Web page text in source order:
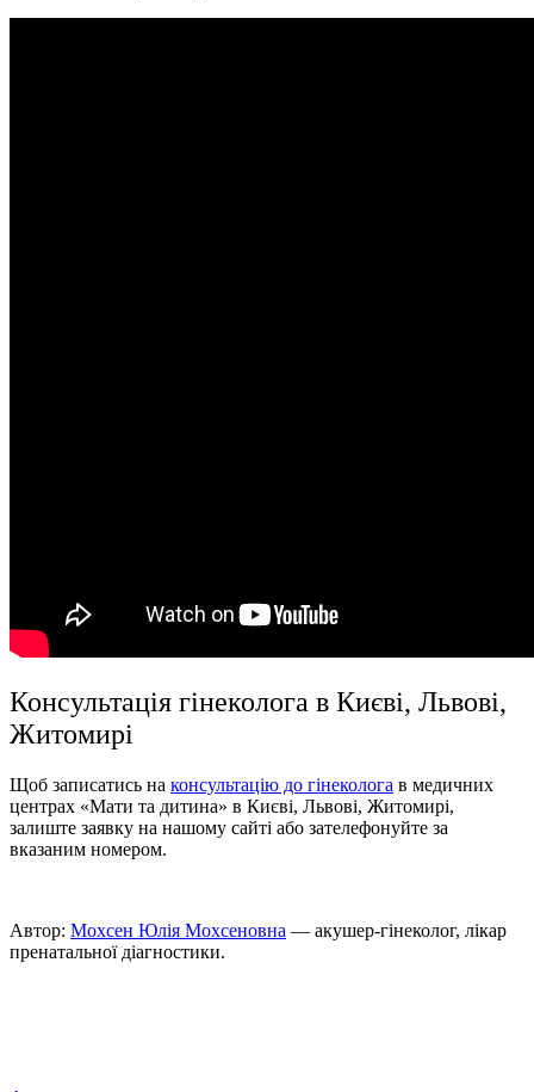
Консультацiя гінеколога в Києві, Львові,
Житомирі
Щоб записатись на консультацію до гінеколога в медичних
центрах «Мати та дитина» в Києві, Львові, Житомирі,
залиште заявку на нашому сайті або зателефонуйте за
вказаним номером.
Автор: Мохсен Юлія Мохсеновна — акушер-гінеколог, лікар
пренатальної діагностики.